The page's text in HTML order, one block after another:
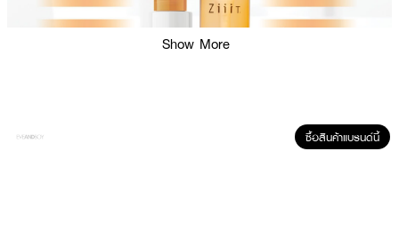
Show More
ซื้อสินค้าแบรนด์นี้